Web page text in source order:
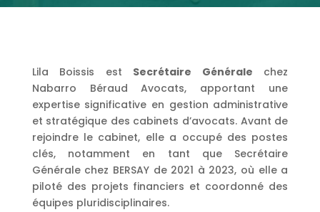
Lila Boissis est Secrétaire Générale chez
Nabarro Béraud Avocats, apportant une
expertise significative en gestion administrative
et stratégique des cabinets d’avocats. Avant de
rejoindre le cabinet, elle a occupé des postes
clés, notamment en tant que Secrétaire
Générale chez BERSAY de 2021 à 2023, où elle a
piloté des projets financiers et coordonné des
équipes pluridisciplinaires.